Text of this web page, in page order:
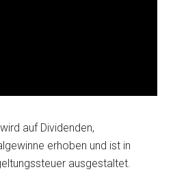
auf Dividenden,
erhoben und ist in
ausgestaltet.